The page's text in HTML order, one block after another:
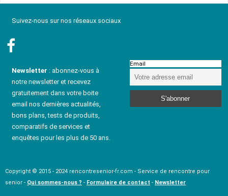
Suivez-nous sur nos réseaux sociaux
Newsletter : abonnez-vous à
notre newsletter et recevez
gratuitement dans votre boite
email nos dernières actualités,
bons plans, tests de produits,
comparatifs de services et
enquêtes pour les plus de 50 ans.
Email
Copyright © 2015 - 2024 rencontresenior-fr.com - Service de rencontre pour
senior - Qui sommes-nous ? - Formulaire de contact - Newsletter